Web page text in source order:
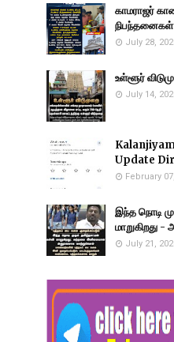
காமராஜர்
நிபந்தனைகள்
July 28,
உள்ளூர்
July 14,
Update
February
இந்த நொடி
மாறுகிறது
July 21,